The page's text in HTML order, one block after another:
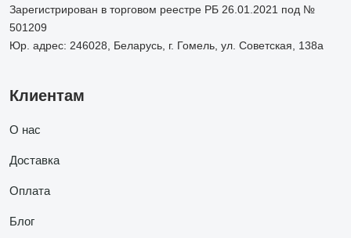
Зарегистрирован в торговом реестре РБ 26.01.2021 под №
501209
Юр. адрес: 246028, Беларусь, г. Гомель, ул. Советская, 138а
Клиентам
О нас
Доставка
Оплата
Блог